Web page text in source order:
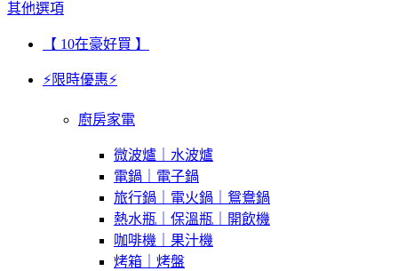
其他選項
【 10在豪好買 】
⚡限時優惠⚡
廚房家電
微波爐｜水波爐
電鍋｜電子鍋
旅行鍋｜電火鍋｜鴛鴦鍋
熱水瓶｜保溫瓶｜開飲機
咖啡機｜果汁機
烤箱｜烤盤